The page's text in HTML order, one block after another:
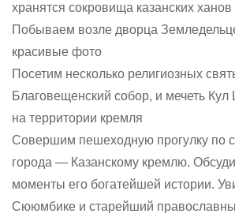
хранятся сокровища казанских ханов
Побываем возле дворца
красивые фото
Посетим несколько религиозных
Благовещенский собор, и мечеть
на территории кремля
Совершим пешеходную прогулку по
города — Казанскому кремлю.
моменты его богатейшей истории.
Сююмбике и старейший